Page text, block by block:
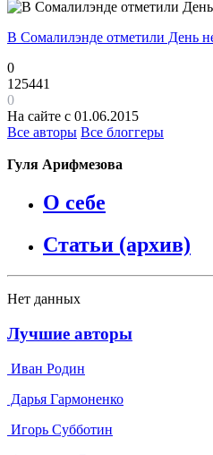
В Сомалилэнде отметили День
0
125441
0
На сайте с 01.06.2015
Все авторы Все блоггеры
Гуля Арифмезова
О себе
Статьи (архив)
Нет данных
Лучшие авторы
Иван Родин
Дарья Гармоненко
Игорь Субботин